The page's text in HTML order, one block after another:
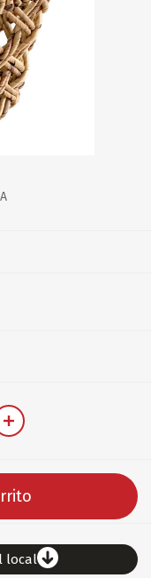
local